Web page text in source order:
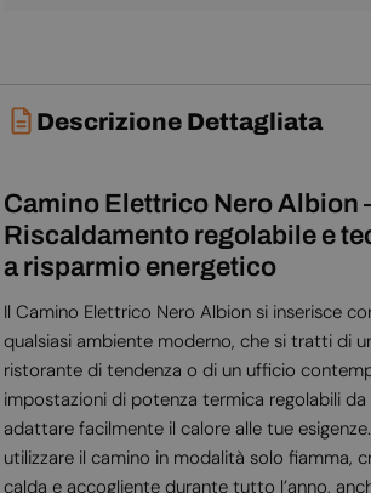
Descrizione Dettagliata
Camino Elettrico Nero Albion
Riscaldamento regolabile e
a risparmio energetico
Il Camino Elettrico Nero Albion si inserisce
qualsiasi ambiente moderno, che si tratti di
ristorante di tendenza o di un ufficio
impostazioni di potenza termica regolabili da
adattare facilmente il calore alle tue
utilizzare il camino in modalità solo fiamma,
calda e accogliente durante tutto l’anno,